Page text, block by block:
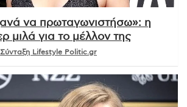
να πρωταγωνιστήσω»: η
μιλά για το μέλλον της
Σύνταξη Lifestyle Politic.gr